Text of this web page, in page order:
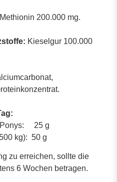
200.000 mg.
Kieselgur 100.000
Ponys: 25 g
kg): 50 g
zu erreichen, sollte die
6 Wochen betragen.